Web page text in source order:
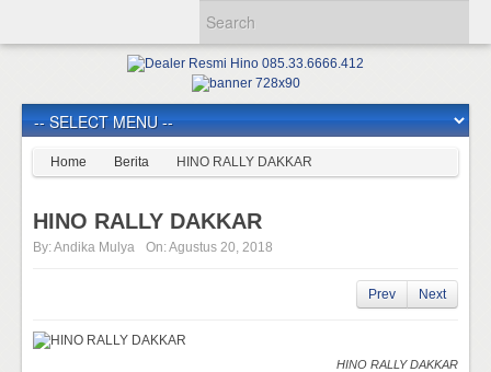
Home Berita HINO RALLY DAKKAR
HINO RALLY DAKKAR
By:Andika Mulya On:Agustus 20, 2018
Prev Next
HINO RALLY DAKKAR